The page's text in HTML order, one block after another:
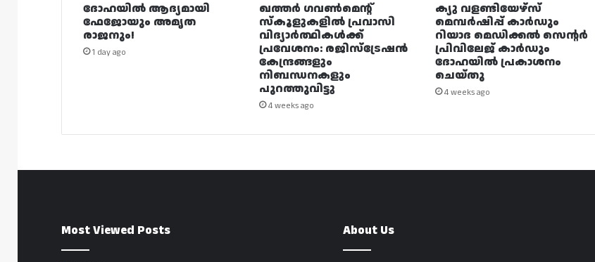
ദോഹയിൽ ആദ്യമായി
ഫേജോയും അമൃത
രാജനും!
1 day ago
ഖത്തർ ഗവൺമെന്റ്
സ്കൂളുകളിൽ പ്രവാസി
വിദ്യാർത്ഥികൾക്ക്
പ്രവേശനം: രജിസ്ട്രേഷൻ
കേന്ദ്രങ്ങളും
നിബന്ധനകളും
പുറത്തുവിട്ടു
4 weeks ago
ക്യു വളണ്ടിയേഴ്‌സ്
മെമ്പർഷിപ്പ് കാർഡും
റിയാദ മെഡിക്കൽ സെന്റർ
പ്രിവിലേജ് കാർഡും
ദോഹയിൽ പ്രകാശനം
ചെയ്തു
4 weeks ago
Most Viewed Posts About Us